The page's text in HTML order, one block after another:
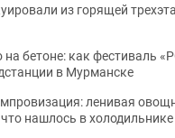
из горящей
на бетоне: как фестиваль
в Мурманске
ленивая
нашлось в холодильнике